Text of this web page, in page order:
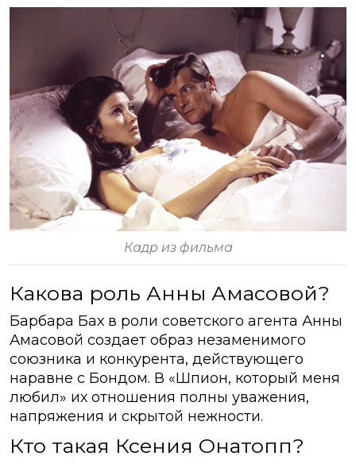
Кадр из фильма
Какова роль Анны Амасовой?
Барбара Бах в роли советского агента Анны
Амасовой создает образ незаменимого
союзника и конкурента, действующего
наравне с Бондом. В «Шпион, который меня
любил» их отношения полны уважения,
напряжения и скрытой нежности.
Кто такая Ксения Онатопп?